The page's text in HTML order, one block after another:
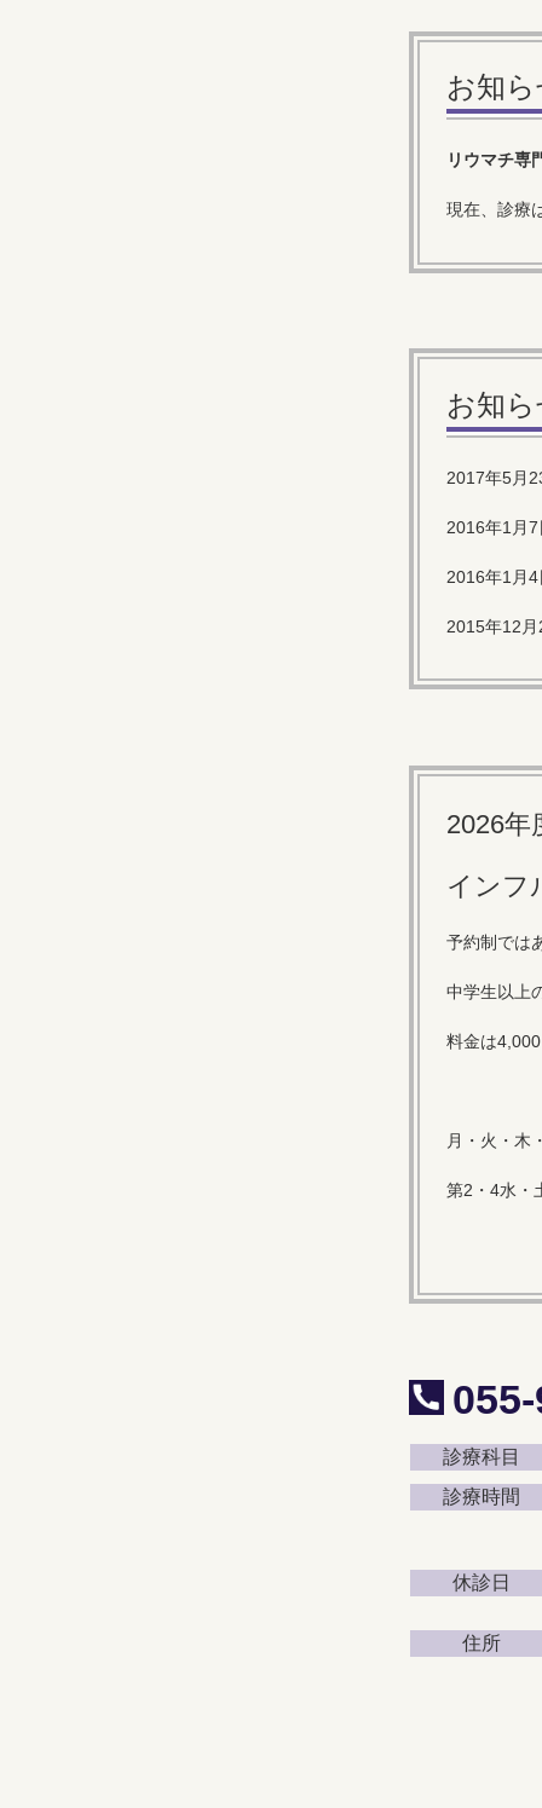
お知
リウマチ専
現在、診療
お知
2017年5月
2016年1月
2016年1月
2015年12
2026年
インフ
予約制では
中学生以上
料金は
月・火・
第2・4水・
診療科目
診療時間
休診日
住所